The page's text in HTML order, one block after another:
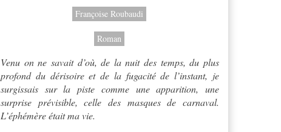
Françoise Roubaudi
Roman
Venu on ne savait d’où, de la nuit des temps, du plus
profond du dérisoire et de la fugacité de l’instant, je
surgissais sur la piste comme une apparition, une
surprise prévisible, celle des masques de carnaval.
L’éphémère était ma vie.